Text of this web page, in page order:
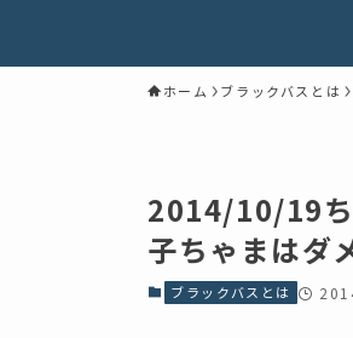
ホーム ブラックバスとは
2014/10/19ち
子ちゃまはダ
ブラックバスとは